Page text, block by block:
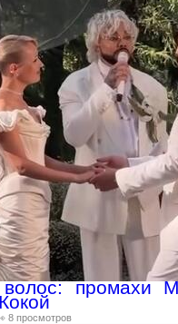
промахи
8 просмотров